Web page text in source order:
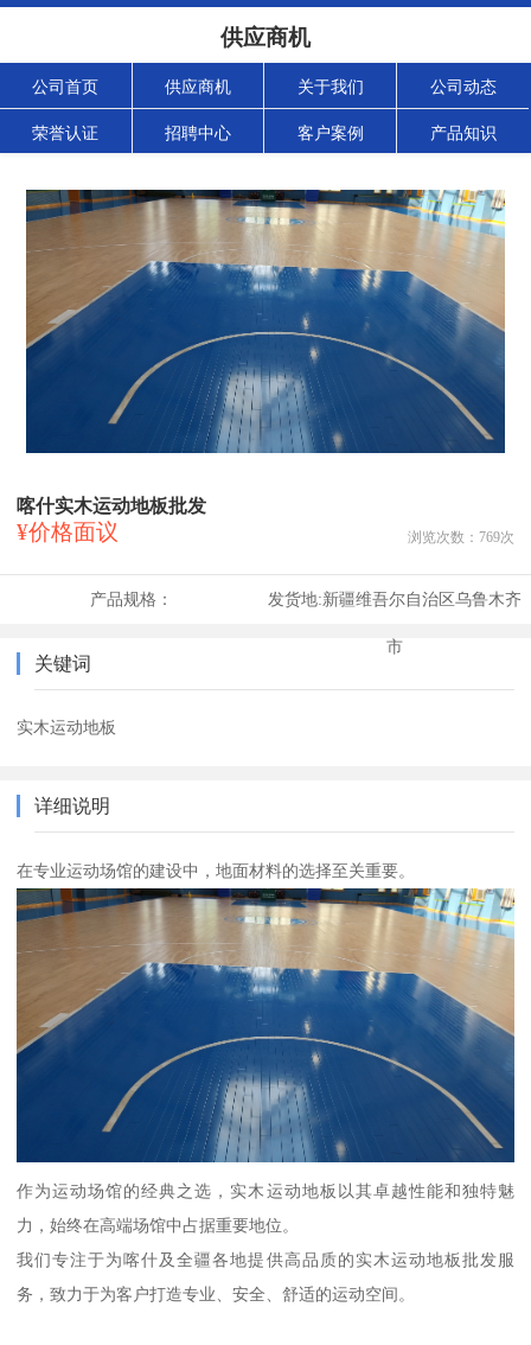
供应商机
公司首页 供应商机 关于我们 公司动态
荣誉认证 招聘中心 客户案例 产品知识
喀什实木运动地板批发
¥价格面议 浏览次数： 769次
产品规格： 发货地:新疆维吾尔自治区乌鲁木齐
市
关键词
实木运动地板
详细说明
在专业运动场馆的建设中，地面材料的选择至关重要。
作为运动场馆的经典之选，实木运动地板以其卓越性能和独特魅
力，始终在高端场馆中占据重要地位。
我们专注于为喀什及全疆各地提供高品质的实木运动地板批发服
务，致力于为客户打造专业、安全、舒适的运动空间。